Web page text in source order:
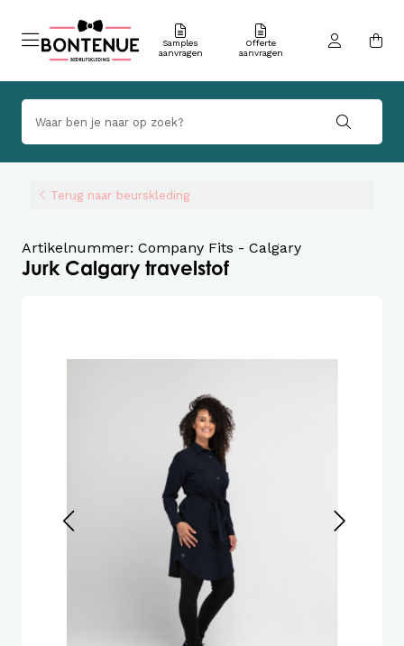
Samples
aanvragen
Offerte
aanvragen
Terug naar beurskleding
Artikelnummer: Company Fits - Calgary
Jurk Calgary travelstof